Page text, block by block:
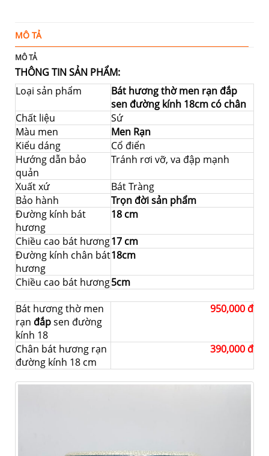
MÔ TẢ
MÔ TẢ
THÔNG TIN SẢN PHẨM:
Loại sản phẩm
Bát hương thờ men rạn đắp
sen đường kính 18cm có chân
Chất liệu
Sứ
Màu men
Men Rạn
Kiểu dáng
Cổ điển
Hướng dẫn bảo
quản
Tránh rơi vỡ, va đập mạnh
Xuất xứ
Bát Tràng
Bảo hành
Trọn đời sản phẩm
Đường kính bát
hương
18 cm
Chiều cao bát hương17 cm
Đường kính chân bát
hương
18cm
Chiều cao bát hương5cm
Bát hương thờ men
rạn đắpsen đường
kính 18
950,000 đ
Chân bát hương rạn
đường kính 18 cm
390,000 đ